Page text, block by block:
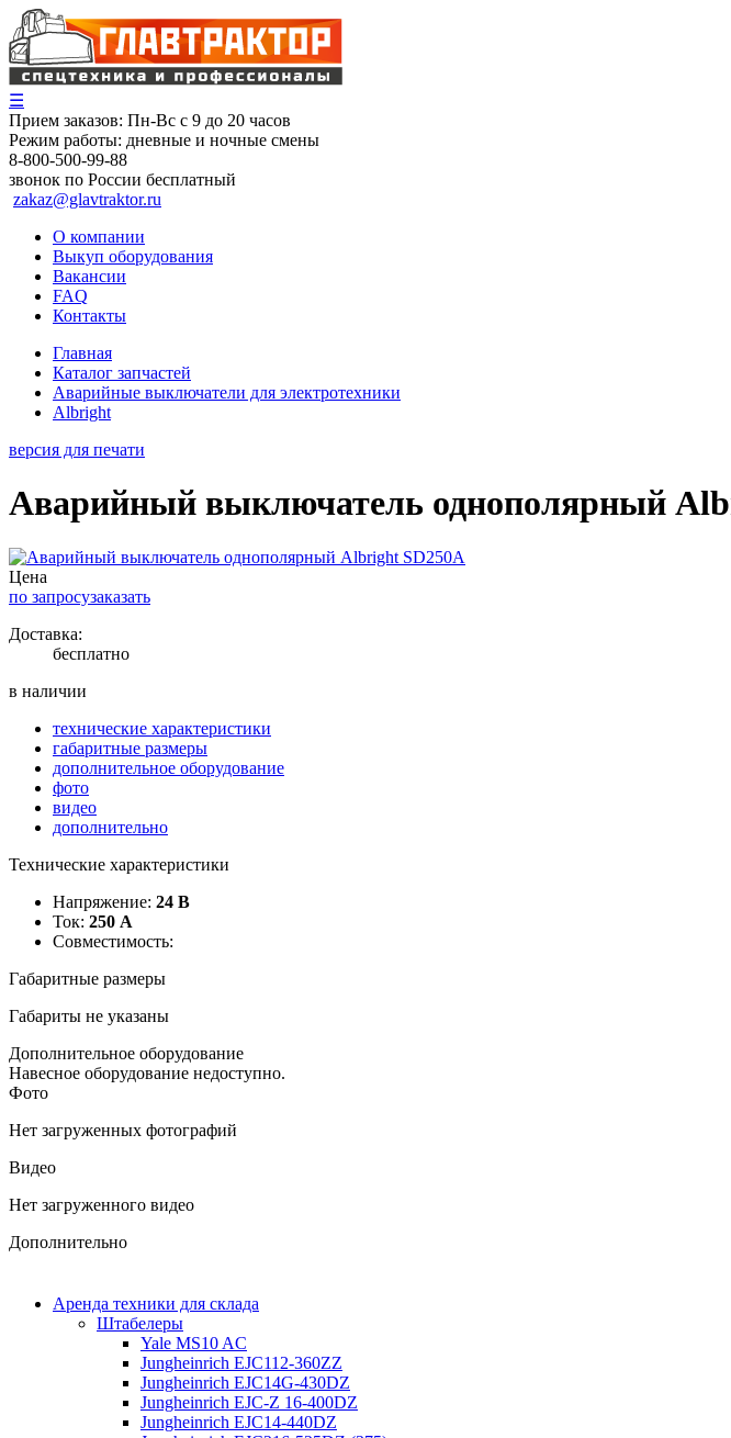
☰
Прием заказов: Пн-Вс с 9 до 20 часов
Режим работы: дневные и ночные смены
8-800-500-99-88
звонок по России бесплатный
zakaz@glavtraktor.ru
О компании
Выкуп оборудования
Вакансии
FAQ
Контакты
Главная
Каталог запчастей
Аварийные выключатели для электротехники
Albright
версия для печати
Аварийный выключатель однополярный
Цена
по запросузаказать
Доставка:
бесплатно
в наличии
технические характеристики
габаритные размеры
дополнительное оборудование
фото
видео
дополнительно
Технические характеристики
Напряжение: 24 В
Ток: 250 А
Совместимость:
Габаритные размеры
Габариты не указаны
Дополнительное оборудование
Навесное оборудование недоступно.
Фото
Нет загруженных фотографий
Видео
Нет загруженного видео
Дополнительно
Аренда техники для склада
Штабелеры
Yale MS10 AC
Jungheinrich EJC112-360ZZ
Jungheinrich EJC14G-430DZ
Jungheinrich EJC-Z 16-400DZ
Jungheinrich EJC14-440DZ